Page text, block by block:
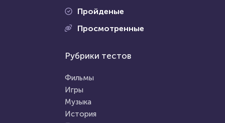
Проходили 1178 раз
голливудских актеров?
Как хорошо вы разбираетесь
в мясных блюдах?
Рубрики тестов
Фильмы
Игры
Музыка
История
Пройденые
Просмотренные